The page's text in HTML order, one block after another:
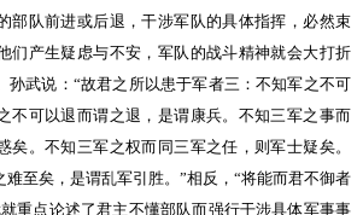
部队前进或后退，干涉军队的具体指挥，必然束
们产生疑虑与不安，军队的战斗精神就会大打折
孙武说：“故君之所以患于军者三：不知军之不可
不可以退而谓之退，是谓康兵。不知三军之事而
矣。不知三军之权而同三军之任，则军士疑矣。
至矣，是谓乱军引胜。”相反，“将能而君不御者
重点论述了君主不懂部队而强行干涉具体军事事